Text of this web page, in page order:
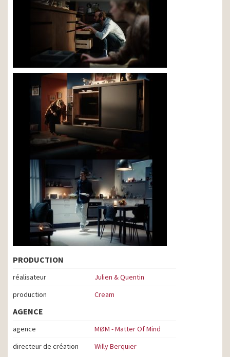
PRODUCTION
réalisateur
Julien & Quentin
production
Cream
AGENCE
agence
MØM - Matter Of Mind
directeur de création
Willy Berquier